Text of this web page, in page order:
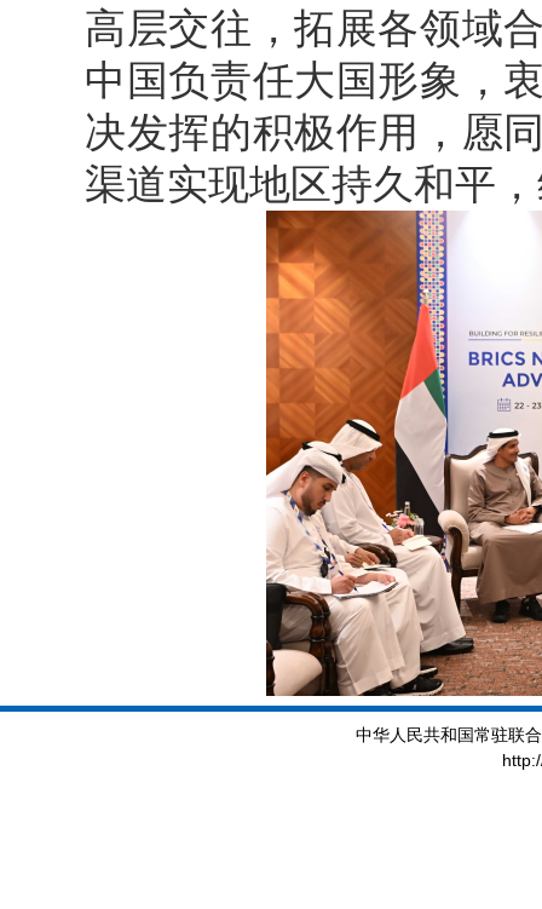
高层交往，拓展各领域
中国负责任大国形象，
决发挥的积极作用，愿
渠道实现地区持久和平
中华人民共和国常驻联